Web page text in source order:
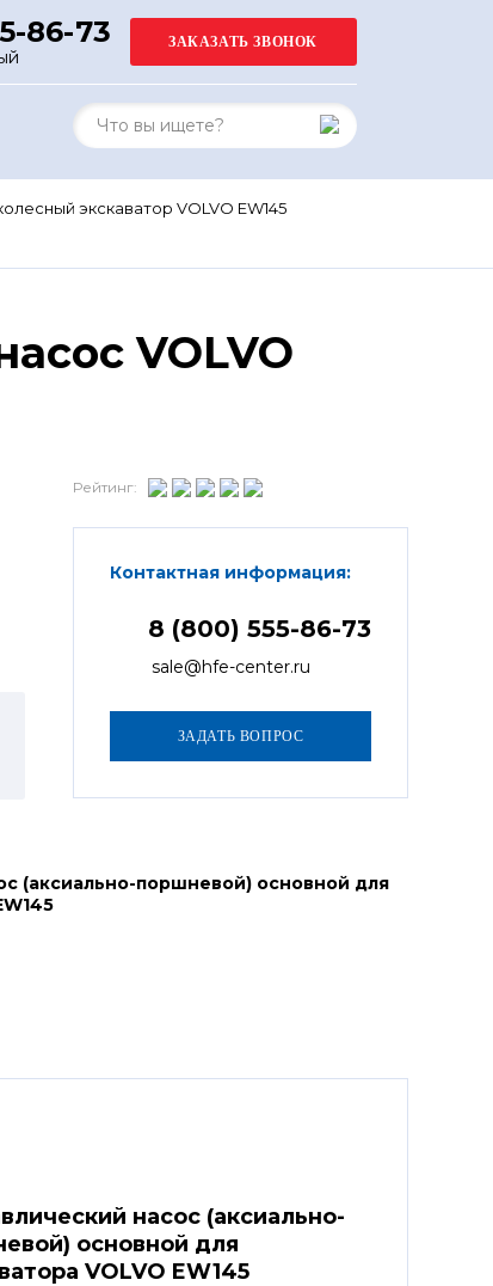
86-73
экскаватор VOLVO EW145
VOLVO
Рейтинг:
Контактная информация:
8 (800) 555-86-73
sale@hfe-center.ru
(аксиально-поршневой) основной для
насос (аксиально-
основной для
VOLVO EW145